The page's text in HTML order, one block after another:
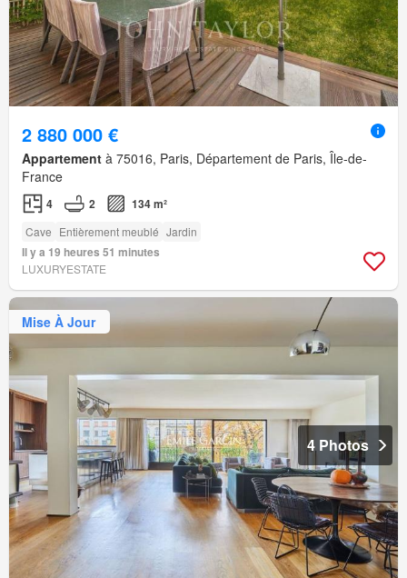
2 880 000 €
Appartement à 75016, Paris, Département de Paris, Île-de-
France
4 2 134 m²
Cave Entièrement meublé Jardin
Il y a 19 heures 51 minutes
LUXURYESTATE
Mise À Jour
4 Photos